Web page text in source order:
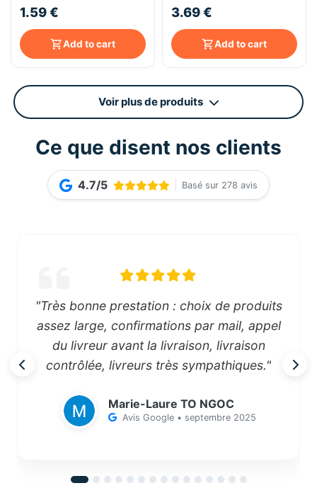
1.59 €
Add to cart
3.69 €
Add to cart
Voir plus de produits
Ce que disent nos clients
4.7/5 Basé sur 278 avis
"Très bonne prestation : choix de produits
assez large, confirmations par mail, appel
du livreur avant la livraison, livraison
contrôlée, livreurs très sympathiques."
Marie-Laure TO NGOC
Avis Google • septembre 2025